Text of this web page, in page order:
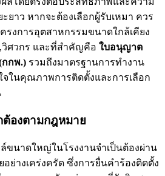
ยาว หากจะต้องเลือกผู้รับเหมา ควร
รงการอุตสาหกรรมขนาดใกล้เคียง
ศวกร และที่สำคัญคือ ใบอนุญาต
กกพ.) รวมถึงมาตรฐานการทำงาน
จในคุณภาพการติดตั้งและการเลือก
องตามกฎหมาย
ขนาดใหญ่ในโรงงานจำเป็นต้องผ่าน
ย่างเคร่งครัด ซึ่งการยื่นคำร้องติดตั้ง